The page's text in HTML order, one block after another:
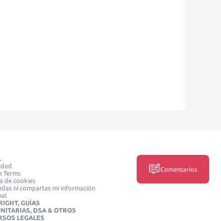
Terms
de cookies
ni compartas mi información
GUÍAS
DSA & OTROS
LEGALES
Comentarios